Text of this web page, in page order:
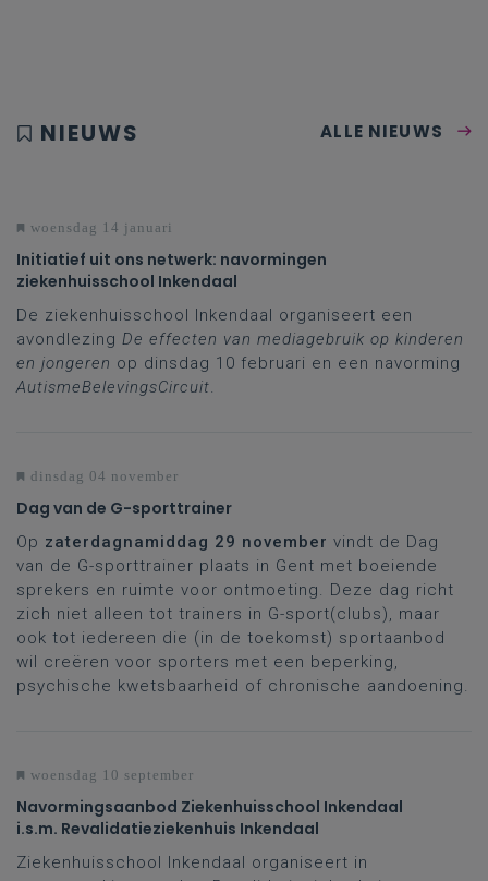
NIEUWS ALLE NIEUWS
woensdag 14 januari
Initiatief uit ons netwerk: navormingen
ziekenhuisschool Inkendaal
De ziekenhuisschool Inkendaal organiseert een
avondlezing De effecten van mediagebruik op kinderen
en jongeren op dinsdag 10 februari en een navorming
AutismeBelevingsCircuit.
dinsdag 04 november
Dag van de G-sporttrainer
Op zaterdagnamiddag 29 november vindt de Dag
van de G-sporttrainer plaats in Gent met boeiende
sprekers en ruimte voor ontmoeting. Deze dag richt
zich niet alleen tot trainers in G-sport(clubs), maar
ook tot iedereen die (in de toekomst) sportaanbod
wil creëren voor sporters met een beperking,
psychische kwetsbaarheid of chronische aandoening.
woensdag 10 september
Navormingsaanbod Ziekenhuisschool Inkendaal
i.s.m. Revalidatieziekenhuis Inkendaal
Ziekenhuisschool Inkendaal organiseert in